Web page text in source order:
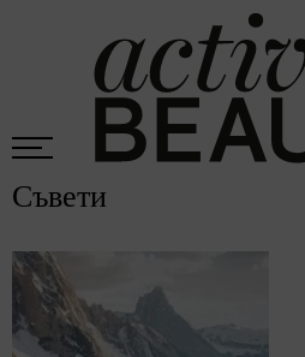
Съвети